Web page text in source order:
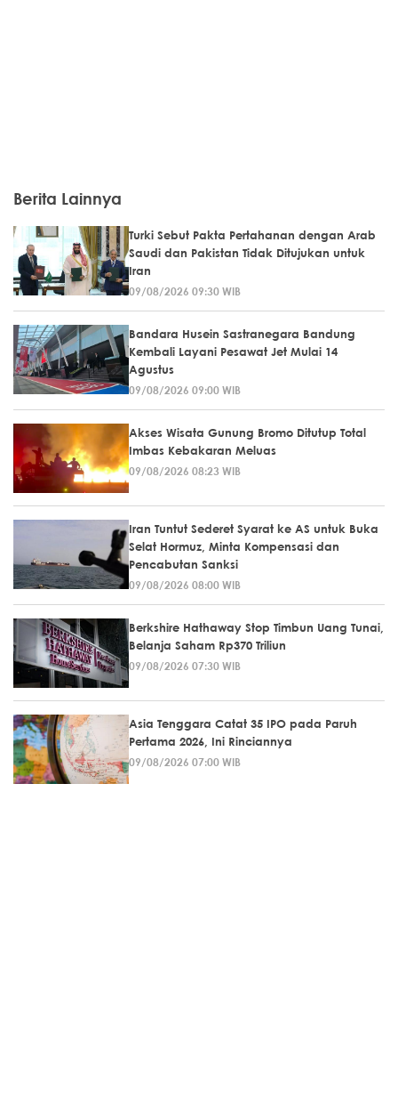
Berita Lainnya
Turki Sebut Pakta Pertahanan dengan Arab
Saudi dan Pakistan Tidak Ditujukan untuk
Iran
09/08/2026 09:30 WIB
Bandara Husein Sastranegara Bandung
Kembali Layani Pesawat Jet Mulai 14
Agustus
09/08/2026 09:00 WIB
Akses Wisata Gunung Bromo Ditutup Total
Imbas Kebakaran Meluas
09/08/2026 08:23 WIB
Iran Tuntut Sederet Syarat ke AS untuk Buka
Selat Hormuz, Minta Kompensasi dan
Pencabutan Sanksi
09/08/2026 08:00 WIB
Berkshire Hathaway Stop Timbun Uang Tunai,
Belanja Saham Rp370 Triliun
09/08/2026 07:30 WIB
Asia Tenggara Catat 35 IPO pada Paruh
Pertama 2026, Ini Rinciannya
09/08/2026 07:00 WIB